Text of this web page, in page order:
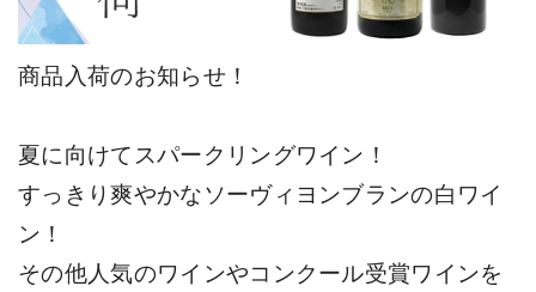
商品入荷のお知らせ！
夏に向けてスパークリングワイン！
すっきり爽やかなソーヴィヨンブランの白ワイ
ン！
その他人気のワインやコンクール受賞ワインを